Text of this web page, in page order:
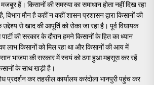
हैं। किसानों की समस्या का समाधान होता नहीं दिख रहा
मौन है कहीं न कहीं शासन प्रशासन द्वारा किसानों की
से खाद की आपूर्ति को रोका जा रहा है। पूर्व विधायक
की सरकार के दौरान हमने किसानों के हित का ध्यान
लाभ किसानों को मिल रहा था और किसानों की आय में
भाजपा की सरकार में स्वयं को ठगा हुआ महसूस कर रहें
के साथ खड़ी है।
प्रदर्शन कर तहसील कार्यालय करंदोला भानपुरी पहुंच कर